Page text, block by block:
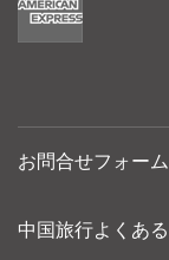
お問合せフォーム
中国旅行よくあ